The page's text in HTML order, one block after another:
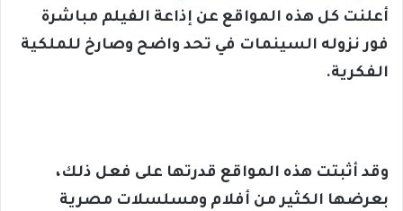
أعلنت كل هذه المواقع عن إذاعة الفيلم مباشرة
فور نزوله السينمات في تحد واضح وصارخ للملكية
الفكرية.
وقد أثبتت هذه المواقع قدرتها على فعل ذلك،
بعرضها الكثير من أفلام ومسلسلات مصرية